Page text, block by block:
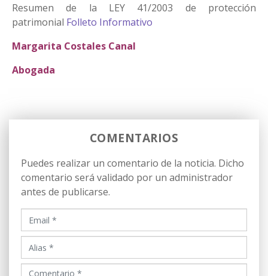
Resumen de la LEY 41/2003 de protección
patrimonial Folleto Informativo
Margarita Costales Canal
Abogada
COMENTARIOS
Puedes realizar un comentario de la noticia. Dicho
comentario será validado por un administrador
antes de publicarse.